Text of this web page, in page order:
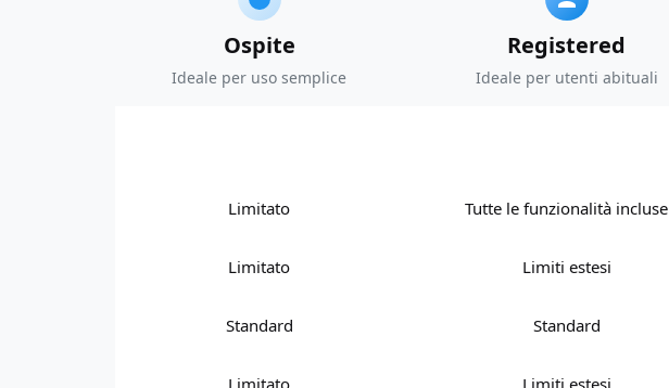
Ospite
Ideale per uso semplice
Registered
Ideale per utenti abituali
Limitato Tutte le funzionalità incluse
Limitato Limiti estesi
Standard Standard
Limitato Limiti estesi